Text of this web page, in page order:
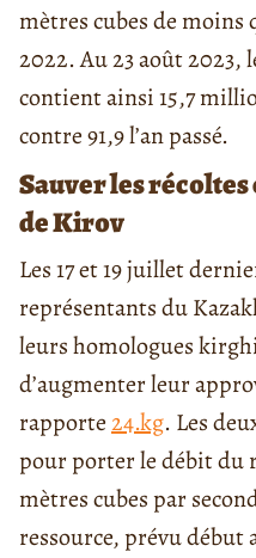
mètres cubes de moins
2022. Au 23 août
contient ainsi 15,7
contre 91,9 l’an passé.
Sauver les
de Kirov
Les 17 et 19 juillet
représentants du
leurs homologues
d’augmenter leur
rapporte24.kg. Les
pour porter le débit du
mètres cubes par
ressource, prévu début